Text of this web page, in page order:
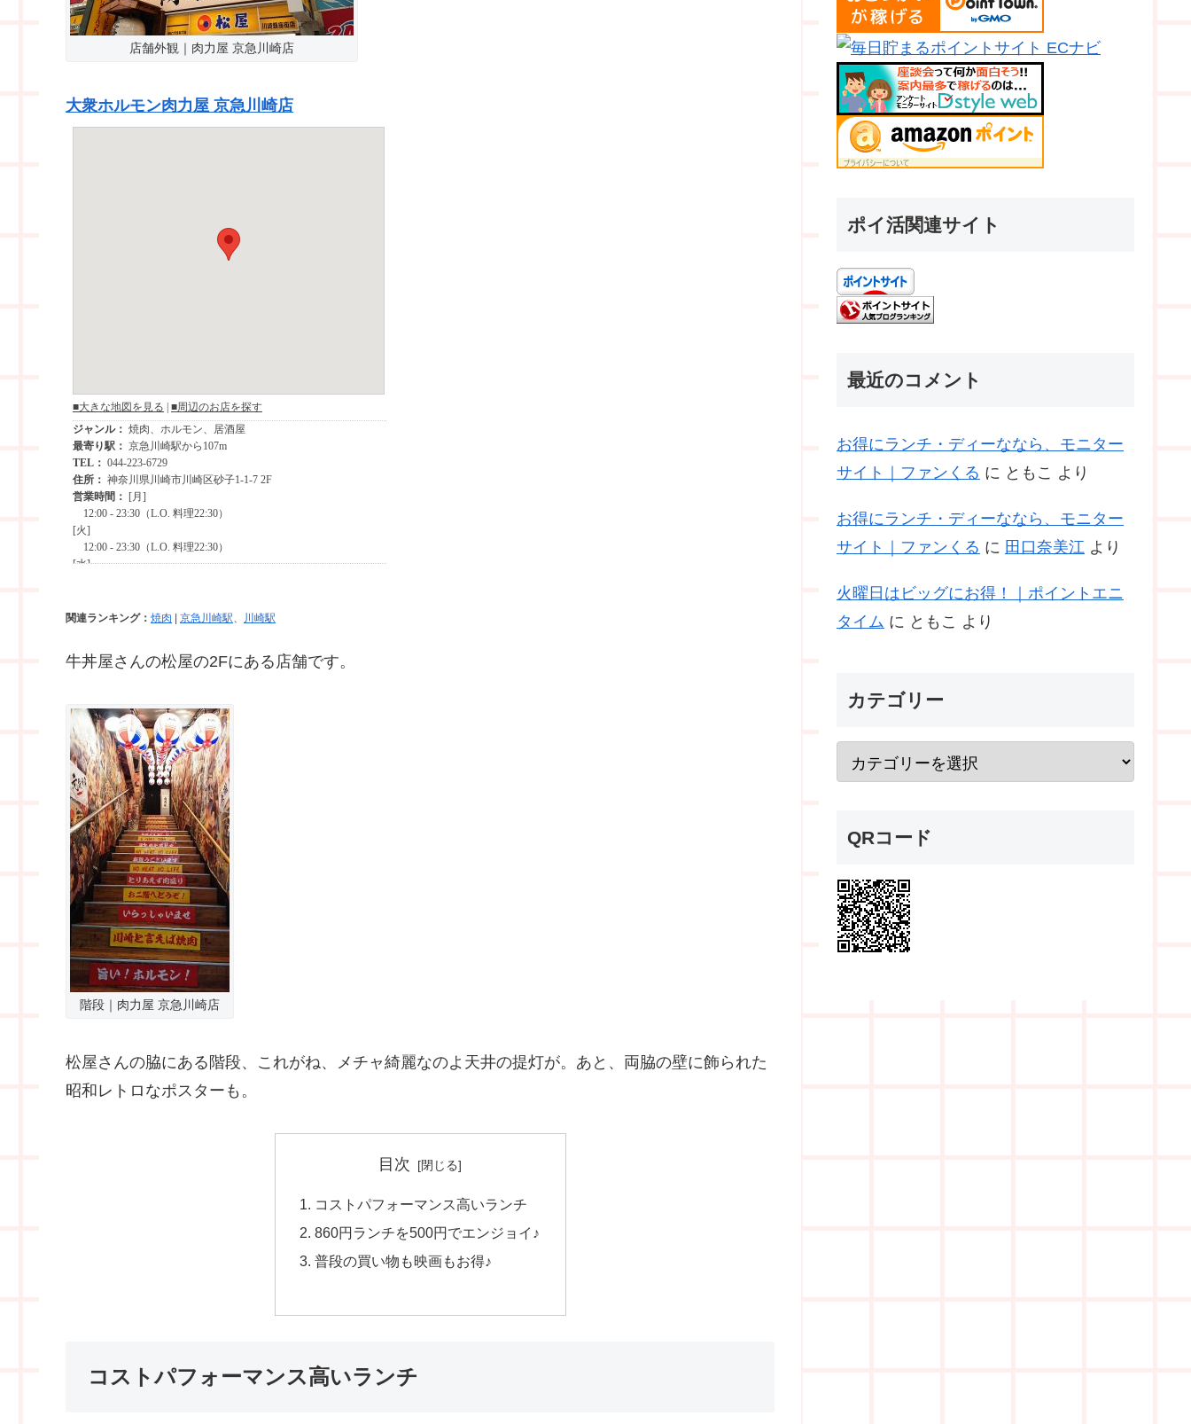
店舗外観｜肉力屋 京急川崎店
大衆ホルモン肉力屋 京急川崎店
関連ランキング： 焼肉 京急川崎駅、 川崎駅
牛丼屋さんの松屋の2Fにある店舗です。
階段｜肉力屋 京急川崎店
松屋さんの脇にある階段、これがね、メチャ綺麗なのよ天井の提灯が。あと、両脇の壁に飾られた
昭和レトロなポスターも。
目次
コストパフォーマンス高いランチ
860円ランチを500円でエンジョイ♪
普段の買い物も映画もお得♪
コストパフォーマンス高いランチ
ポイ活関連サイト
最近のコメント
お得にランチ・ディーななら、モニター
サイト｜ファンくる に ともこ より
お得にランチ・ディーななら、モニター
サイト｜ファンくる に 田口奈美江 より
火曜日はビッグにお得！｜ポイントエニ
タイム に ともこ より
カテゴリー
QRコード